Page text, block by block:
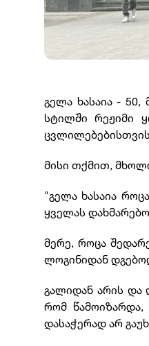
გელა ხასაია -
სტილში რეჟიმი
მისი თქმით,
"გელა ხასაია
ყველას
მერე, როცა
ლოგინიდან
გალიდან არის და
რომ წამოიზარდა,
დასაჭერად არ